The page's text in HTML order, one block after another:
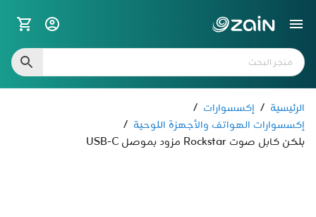
الرئيسية / إكسسوارات /
إكسسوارات الهواتف والأجهزة اللوحية /
بلكن كابل صوت Rockstar مزود بموصل USB-C